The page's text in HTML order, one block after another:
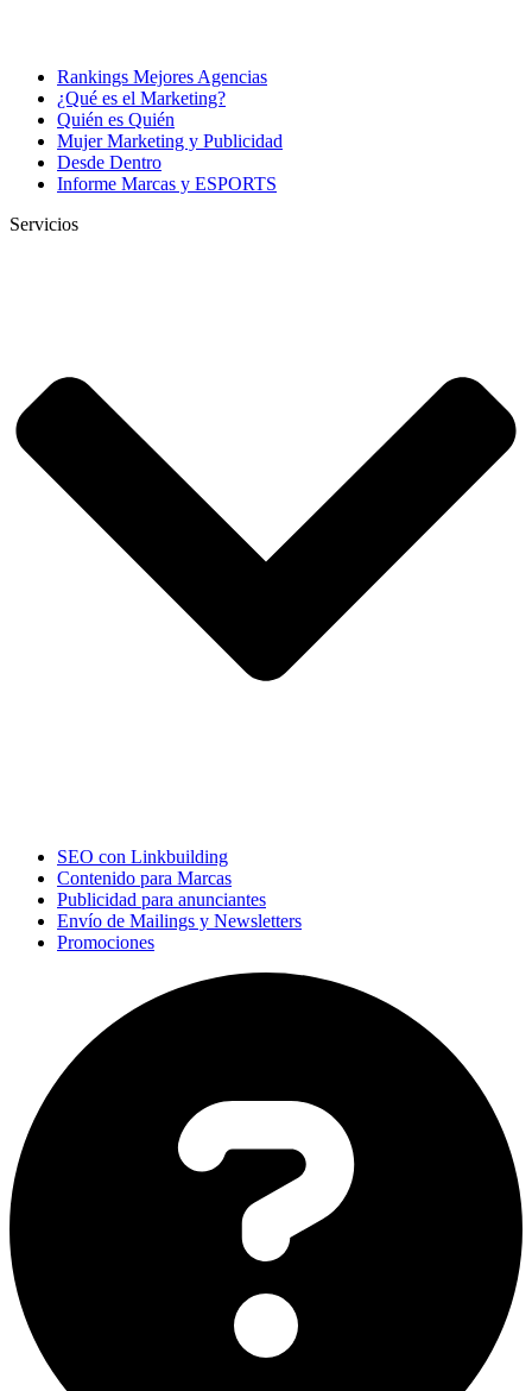
Rankings Mejores Agencias
¿Qué es el Marketing?
Quién es Quién
Mujer Marketing y Publicidad
Desde Dentro
Informe Marcas y ESPORTS
Servicios
SEO con Linkbuilding
Contenido para Marcas
Publicidad para anunciantes
Envío de Mailings y Newsletters
Promociones